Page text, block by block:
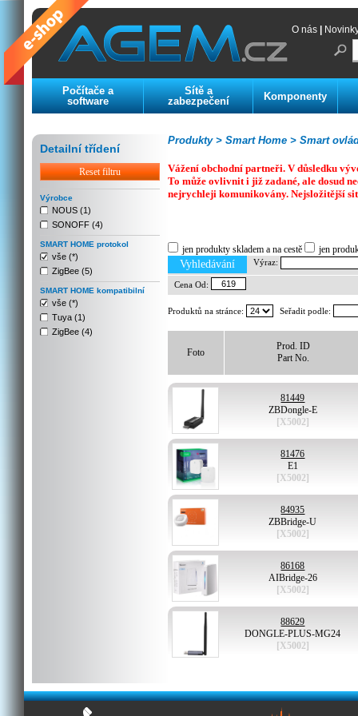
O nás
Počítače a
software
Sítě a
zabezpečení
Komponenty
Detailní třídení
Reset filtru
Výrobce
NOUS (1)
SONOFF (4)
SMART HOME protokol
vše (*)
ZigBee (5)
SMART HOME kompatibilní
vše (*)
Tuya (1)
ZigBee (4)
Smart
Smart Home >
Produkty >
Vážení obchodní partneři. V důsledku
To může ovlivnit i již zadané, ale dosud
nejrychleji komunikovány. Nejsložitější
jen produkty skladem a na cestě jen
Vyhledávání Výraz:
Cena Od:
Produktů na stránce: Seřadit podle:
Foto
Prod. ID
Part No.
81449
ZBDongle-E
[X5002]
81476
E1
[X5002]
84935
ZBBridge-U
[X5002]
86168
AIBridge-26
[X5002]
88629
DONGLE-PLUS-MG24
[X5002]